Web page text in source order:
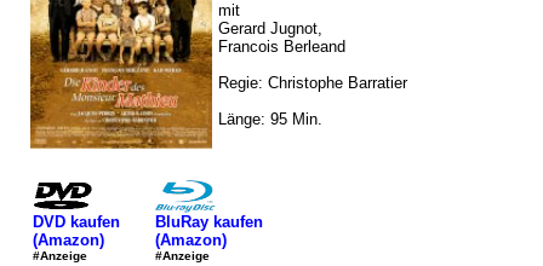
mit
Gerard Jugnot,
Francois Berleand
Regie: Christophe Barratier
Länge: 95 Min.
DVD kaufen
(Amazon)
#Anzeige
BluRay kaufen
(Amazon)
#Anzeige